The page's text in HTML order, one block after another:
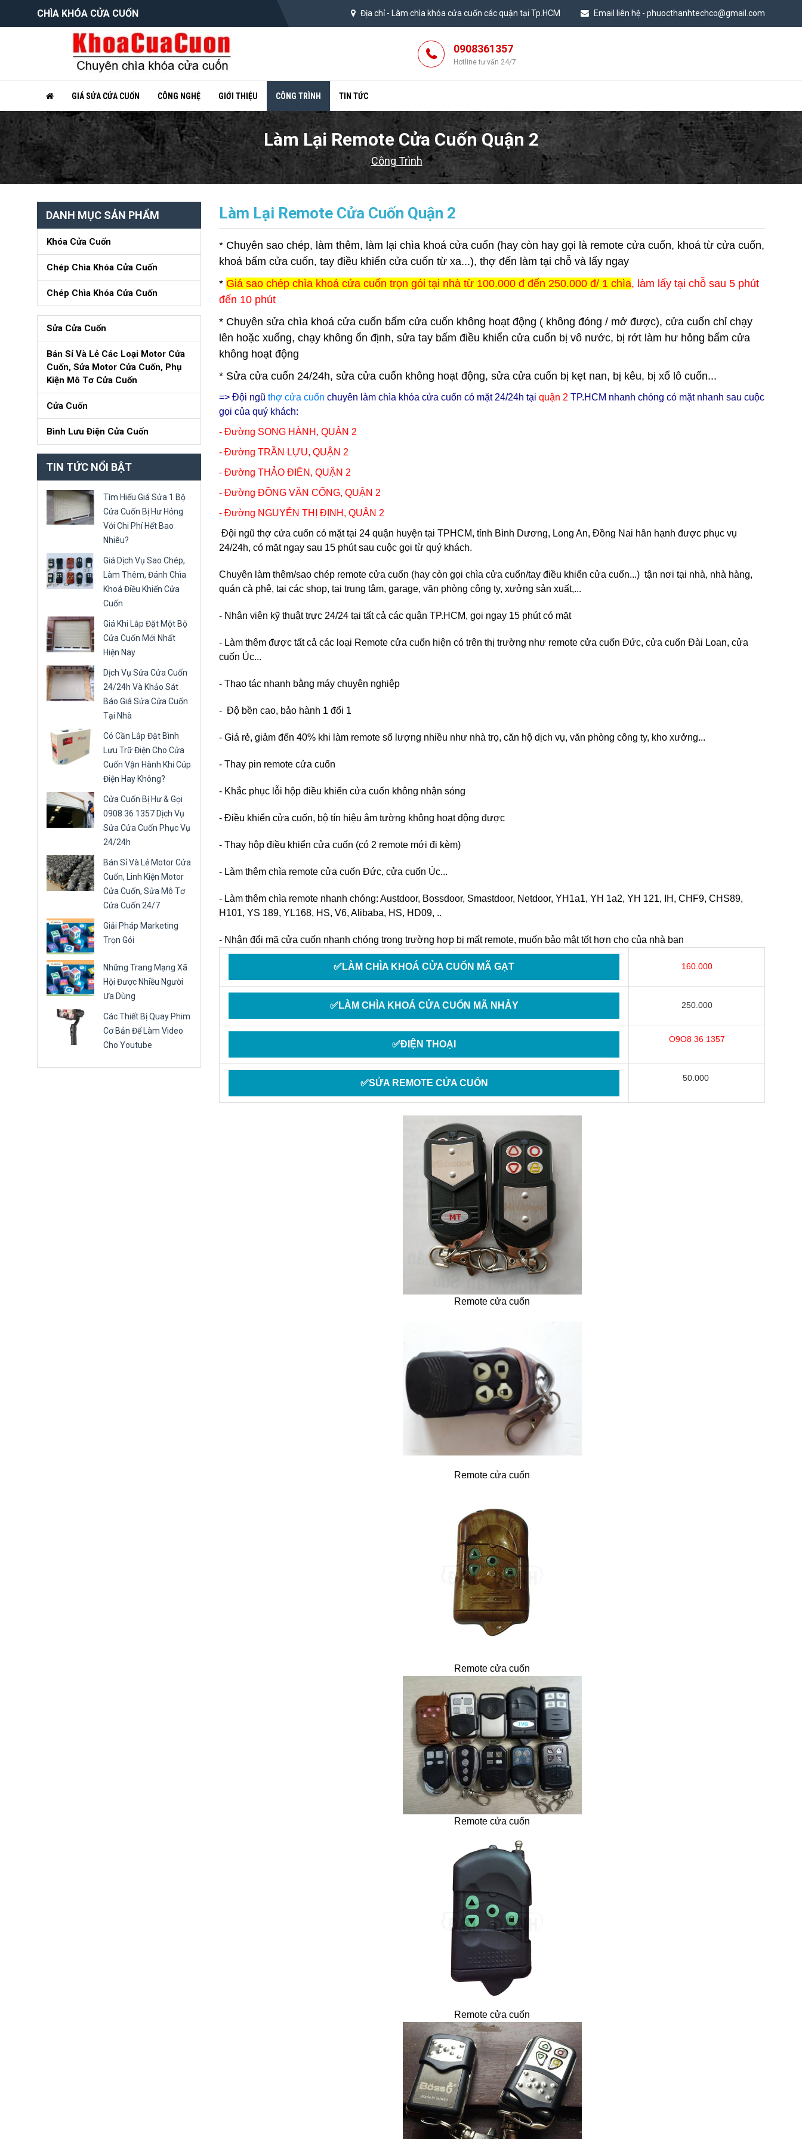
CHÌA KHÓA CỬA CUỐN Địa chỉ - Làm chìa khóa cửa cuốn các quận tại Tp.HCM Email liên hệ - phuocthanhtechco@gmail.com
0908361357
Hotline tư vấn 24/7
GIÁ SỬA CỬA CUỐN CÔNG NGHỆ GIỚI THIỆU CÔNG TRÌNH TIN TỨC
Làm Lại Remote Cửa Cuốn Quận 2
Công Trình
DANH MỤC SẢN PHẨM
Khóa Cửa Cuốn
Chép Chìa Khóa Cửa Cuốn
Chép Chìa Khóa Cửa Cuốn
Sửa Cửa Cuốn
Bán Sỉ Và Lẻ Các Loại Motor Cửa
Cuốn, Sửa Motor Cửa Cuốn, Phụ
Kiện Mô Tơ Cửa Cuốn
Cửa Cuốn
Bình Lưu Điện Cửa Cuốn
TIN TỨC NỔI BẬT
Tìm Hiểu Giá Sửa 1 Bộ
Cửa Cuốn Bị Hư Hỏng
Với Chi Phí Hết Bao
Nhiêu?
Giá Dịch Vụ Sao Chép,
Làm Thêm, Đánh Chìa
Khoá Điều Khiển Cửa
Cuốn
Giá Khi Lắp Đặt Một Bộ
Cửa Cuốn Mới Nhất
Hiện Nay
Dịch Vụ Sửa Cửa Cuốn
24/24h Và Khảo Sát
Báo Giá Sửa Cửa Cuốn
Tại Nhà
Có Cần Lắp Đặt Bình
Lưu Trữ Điện Cho Cửa
Cuốn Vận Hành Khi Cúp
Điện Hay Không?
Cửa Cuốn Bị Hư & Gọi
0908 36 1357 Dịch Vụ
Sửa Cửa Cuốn Phục Vụ
24/24h
Bán Sỉ Và Lẻ Motor Cửa
Cuốn, Linh Kiện Motor
Cửa Cuốn, Sửa Mô Tơ
Cửa Cuốn 24/7
Giải Pháp Marketing
Trọn Gói
Những Trang Mạng Xã
Hội Được Nhiều Người
Ưa Dùng
Các Thiết Bị Quay Phim
Cơ Bản Để Làm Video
Cho Youtube
Làm Lại Remote Cửa Cuốn Quận 2
* Chuyên sao chép, làm thêm, làm lại chìa khoá cửa cuốn (hay còn hay gọi là remote cửa cuốn, khoá từ cửa cuốn,
khoá bấm cửa cuốn, tay điều khiển cửa cuốn từ xa...), thợ đến làm tại chỗ và lấy ngay
* Giá sao chép chìa khoá cửa cuốn trọn gói tại nhà từ 100.000 đ đến 250.000 đ/ 1 chìa, làm lấy tại chỗ sau 5 phút
đến 10 phút
* Chuyên sửa chìa khoá cửa cuốn bấm cửa cuốn không hoạt động ( không đóng / mở được), cửa cuốn chỉ chạy
lên hoặc xuống, chạy không ổn định, sửa tay bấm điều khiển cửa cuốn bị vô nước, bị rớt làm hư hỏng bấm cửa
không hoạt động
* Sửa cửa cuốn 24/24h, sửa cửa cuốn không hoạt động, sửa cửa cuốn bị kẹt nan, bị kêu, bị xổ lô cuốn...
=> Đội ngũ thợ cửa cuốn chuyên làm chìa khóa cửa cuốn có mặt 24/24h tại quận 2 TP.HCM nhanh chóng có mặt nhanh sau cuộc
gọi của quý khách:
- Đường SONG HÀNH, QUẬN 2
- Đường TRẦN LỰU, QUẬN 2
- Đường THẢO ĐIỀN, QUẬN 2
- Đường ĐỒNG VĂN CỐNG, QUẬN 2
- Đường NGUYỄN THỊ ĐỊNH, QUẬN 2
Đội ngũ thợ cửa cuốn có mặt tại 24 quận huyện tại TPHCM, tỉnh Bình Dương, Long An, Đồng Nai hân hạnh được phục vụ
24/24h, có mặt ngay sau 15 phút sau cuộc gọi từ quý khách.
Chuyên làm thêm/sao chép remote cửa cuốn (hay còn gọi chìa cửa cuốn/tay điều khiển cửa cuốn...) tận nơi tại nhà, nhà hàng,
quán cà phê, tại các shop, tại trung tâm, garage, văn phòng công ty, xưởng sản xuất,...
- Nhân viên kỹ thuật trực 24/24 tại tất cả các quận TP.HCM, gọi ngay 15 phút có mặt
- Làm thêm được tất cả các loại Remote cửa cuốn hiện có trên thị trường như remote cửa cuốn Đức, cửa cuốn Đài Loan, cửa
cuốn Úc...
- Thao tác nhanh bằng máy chuyên nghiệp
- Độ bền cao, bảo hành 1 đổi 1
- Giá rẻ, giảm đến 40% khi làm remote số lượng nhiều như nhà trọ, căn hộ dịch vụ, văn phòng công ty, kho xưởng...
- Thay pin remote cửa cuốn
- Khắc phục lỗi hộp điều khiển cửa cuốn không nhận sóng
- Điều khiển cửa cuốn, bộ tín hiệu âm tường không hoạt động được
- Thay hộp điều khiển cửa cuốn (có 2 remote mới đi kèm)
- Làm thêm chìa remote cửa cuốn Đức, cửa cuốn Úc...
- Làm thêm chìa remote nhanh chóng: Austdoor, Bossdoor, Smastdoor, Netdoor, YH1a1, YH 1a2, YH 121, IH, CHF9, CHS89,
H101, YS 189, YL168, HS, V6, Alibaba, HS, HD09, ..
- Nhận đổi mã cửa cuốn nhanh chóng trong trường hợp bị mất remote, muốn bảo mật tốt hơn cho của nhà bạn
✅LÀM CHÌA KHOÁ CỬA CUỐN MÃ GẠT 160.000
✅LÀM CHÌA KHOÁ CỬA CUỐN MÃ NHẢY 250.000
✅ĐIỆN THOẠI O9O8 36 1357
✅SỬA REMOTE CỬA CUỐN 50.000
Remote cửa cuốn
Remote cửa cuốn
Remote cửa cuốn
Remote cửa cuốn
Remote cửa cuốn